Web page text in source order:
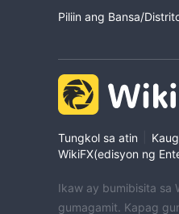
Piliin ang Bansa/
Tungkol sa atin
WikiFX(edisyon ng
Ikaw ay bumibisita sa
gumagamit. Kapag